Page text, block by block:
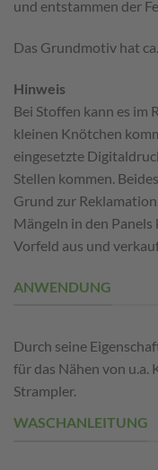
und entstammen der
Das Grundmotiv hat
Hinweis
Bei Stoffen kann es
kleinen Knötchen
eingesetzte
Stellen kommen.
Grund zur
Mängeln in den
Vorfeld aus und
ANWENDUNG
Durch seine
für das Nähen von u.a.
Strampler.
WASCHANLEITUNG